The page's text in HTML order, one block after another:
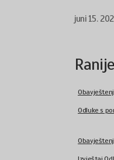
juni 15.
Odluke s